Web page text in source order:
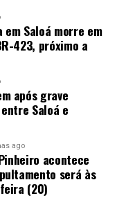
Saloá morre em
423, próximo a
após grave
Saloá e
ago
acontece
será às
(20)